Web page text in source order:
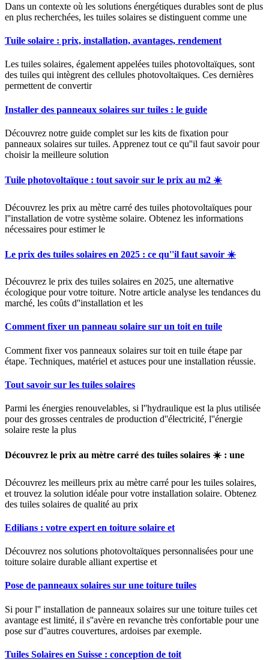
Dans un contexte où les solutions énergétiques durables sont de plus
en plus recherchées, les tuiles solaires se distinguent comme une
Tuile solaire : prix, installation, avantages, rendement
Les tuiles solaires, également appelées tuiles photovoltaïques, sont
des tuiles qui intègrent des cellules photovoltaïques. Ces dernières
permettent de convertir
Installer des panneaux solaires sur tuiles : le guide
Découvrez notre guide complet sur les kits de fixation pour
panneaux solaires sur tuiles. Apprenez tout ce qu''il faut savoir pour
choisir la meilleure solution
Tuile photovoltaïque : tout savoir sur le prix au m2 ☀️
Découvrez les prix au mètre carré des tuiles photovoltaïques pour
l''installation de votre système solaire. Obtenez les informations
nécessaires pour estimer le
Le prix des tuiles solaires en 2025 : ce qu''il faut savoir ☀️
Découvrez le prix des tuiles solaires en 2025, une alternative
écologique pour votre toiture. Notre article analyse les tendances du
marché, les coûts d''installation et les
Comment fixer un panneau solaire sur un toit en tuile
Comment fixer vos panneaux solaires sur toit en tuile étape par
étape. Techniques, matériel et astuces pour une installation réussie.
Tout savoir sur les tuiles solaires
Parmi les énergies renouvelables, si l''hydraulique est la plus utilisée
pour des grosses centrales de production d''électricité, l''énergie
solaire reste la plus
Découvrez le prix au mètre carré des tuiles solaires ☀️ : une
Découvrez les meilleurs prix au mètre carré pour les tuiles solaires,
et trouvez la solution idéale pour votre installation solaire. Obtenez
des tuiles solaires de qualité au prix
Edilians : votre expert en toiture solaire et
Découvrez nos solutions photovoltaïques personnalisées pour une
toiture solaire durable alliant expertise et
Pose de panneaux solaires sur une toiture tuiles
Si pour l'' installation de panneaux solaires sur une toiture tuiles cet
avantage est limité, il s''avère en revanche très confortable pour une
pose sur d''autres couvertures, ardoises par exemple.
Tuiles Solaires en Suisse : conception de toit